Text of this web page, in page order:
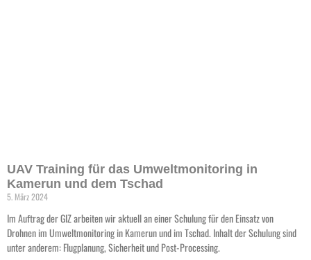
UAV Training für das Umweltmonitoring in
Kamerun und dem Tschad
5. März 2024
Im Auftrag der GIZ arbeiten wir aktuell an einer Schulung für den Einsatz von
Drohnen im Umweltmonitoring in Kamerun und im Tschad. Inhalt der Schulung sind
unter anderem: Flugplanung, Sicherheit und Post-Processing.